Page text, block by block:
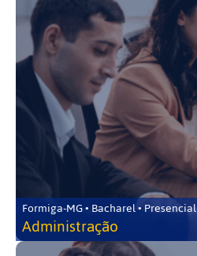
Formiga-MG • Bacharel • Presencial
Administração